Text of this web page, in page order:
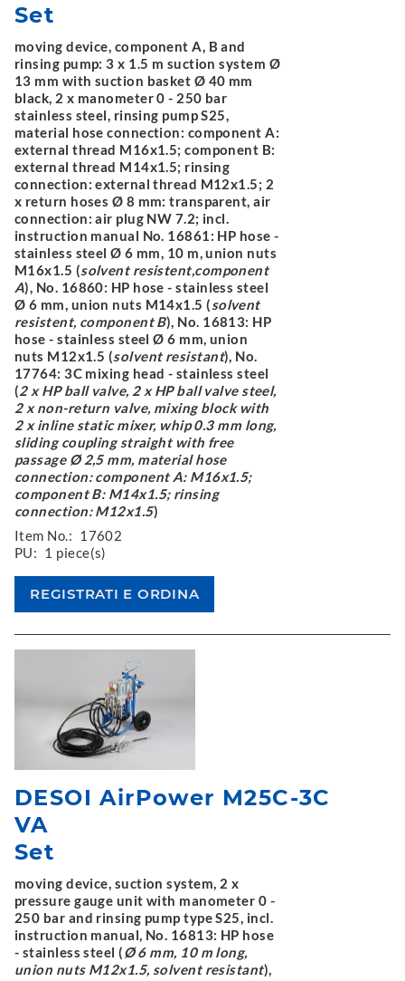
Set
moving device, component A, B and
rinsing pump: 3 x 1.5 m suction system Ø
13 mm with suction basket Ø 40 mm
black, 2 x manometer 0 - 250 bar
stainless steel, rinsing pump S25,
material hose connection: component A:
external thread M16x1.5; component B:
external thread M14x1.5; rinsing
connection: external thread M12x1.5; 2
x return hoses Ø 8 mm: transparent, air
connection: air plug NW 7.2; incl.
instruction manual No. 16861: HP hose -
stainless steel Ø 6 mm, 10 m, union nuts
M16x1.5 (solvent resistent,component
A), No. 16860: HP hose - stainless steel
Ø 6 mm, union nuts M14x1.5 ( solvent
resistent, component B), No. 16813: HP
hose - stainless steel Ø 6 mm, union
nuts M12x1.5 (solvent resistant), No.
17764: 3C mixing head - stainless steel
(2 x HP ball valve, 2 x HP ball valve steel,
2 x non-return valve, mixing block with
2 x inline static mixer, whip 0.3 mm long,
sliding coupling straight with free
passage Ø 2,5 mm, material hose
connection: component A: M16x1.5;
component B: M14x1.5; rinsing
connection: M12x1.5)
Item No.: 17602
PU: 1 piece(s)
DESOI AirPower M25C-3C
VA
Set
moving device, suction system, 2 x
pressure gauge unit with manometer 0 -
250 bar and rinsing pump type S25, incl.
instruction manual, No. 16813: HP hose
- stainless steel (Ø 6 mm, 10 m long,
union nuts M12x1.5, solvent resistant),